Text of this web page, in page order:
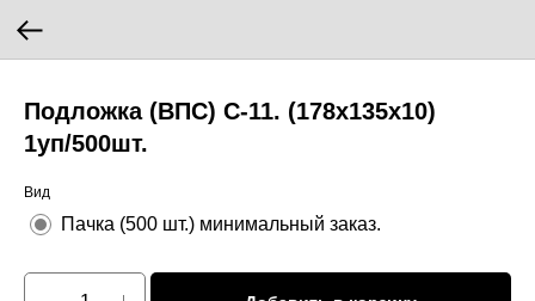
Подложка (ВПС) С-11. (178х135х10)
1уп/500шт.
Вид
Пачка (500 шт.) минимальный заказ.